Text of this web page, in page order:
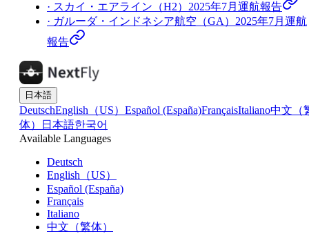
· スカイ・エアライン（H2）2025年7月運航報告
· ガルーダ・インドネシア航空（GA）2025年7月運航
報告
日本語
DeutschEnglish（US） Español (España)FrançaisItaliano中文（
体）
日本語한국어
Available Languages
Deutsch
English（US）
Español (España)
Français
Italiano
中文（繁体）